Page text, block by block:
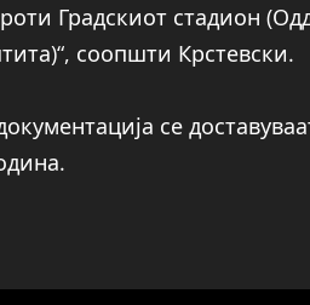
Градскиот стадион
соопшти Крстевски.
се